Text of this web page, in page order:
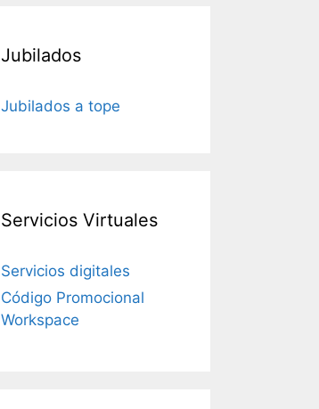
Jubilados
Jubilados a tope
Servicios Virtuales
Servicios digitales
Código Promocional
Workspace